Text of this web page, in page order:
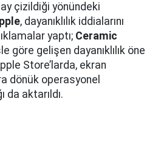
çizildiği yönündeki
, dayanıklılık iddialarını
yaptı; Ceramic
göre gelişen dayanıklılık öne
Store’larda, ekran
dönük operasyonel
da aktarıldı.